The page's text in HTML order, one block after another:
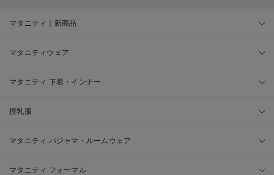
マタニティ｜新商品
マタニティウェア
マタニティ 下着・インナー
授乳服
マタニティ パジャマ・ルームウェア
マタニティ フォーマル